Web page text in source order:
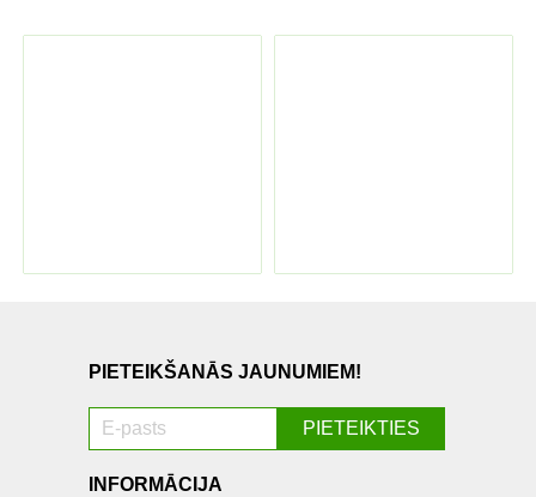
PIETEIKŠANĀS JAUNUMIEM!
INFORMĀCIJA